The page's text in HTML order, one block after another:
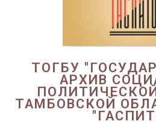
ТОГБУ
АРХИВ
ТАМБОВСКОЙ